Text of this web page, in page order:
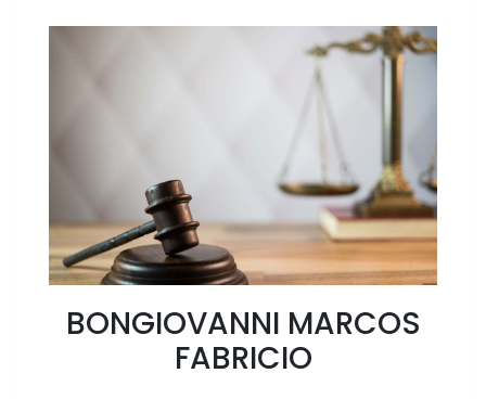
BONGIOVANNI MARCOS
FABRICIO